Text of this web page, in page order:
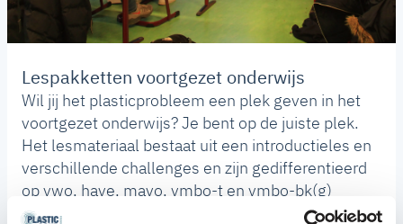
Lespakketten voortgezet onderwijs
Wil jij het plasticprobleem een plek geven in het
voortgezet onderwijs? Je bent op de juiste plek.
Het lesmateriaal bestaat uit een introductieles en
verschillende challenges en zijn gedifferentieerd
op vwo, have, mavo, vmbo-t en vmbo-bk(g)
niveau. Al het lesmateriaal is gratis beschikbaar.